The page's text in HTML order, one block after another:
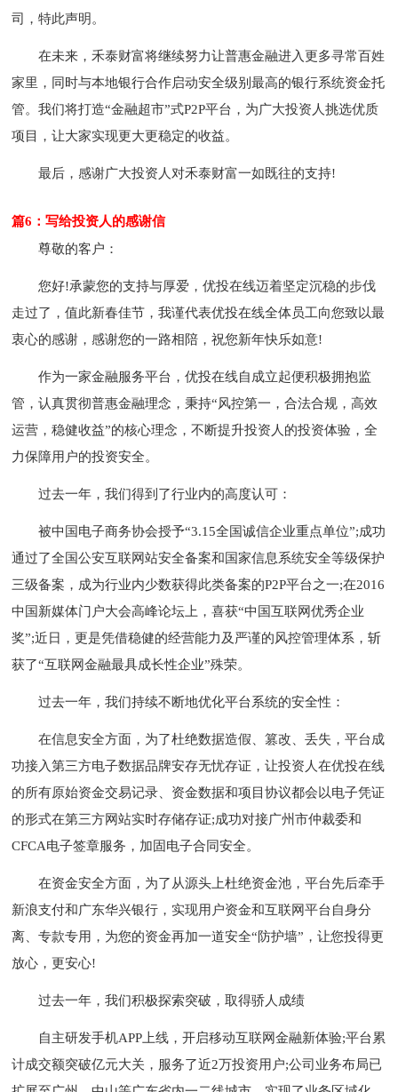
司，特此声明。
在未来，禾泰财富将继续努力让普惠金融进入更多寻常百姓
家里，同时与本地银行合作启动安全级别最高的银行系统资金托
管。我们将打造“金融超市”式P2P平台，为广大投资人挑选优质
项目，让大家实现更大更稳定的收益。
最后，感谢广大投资人对禾泰财富一如既往的支持!
篇6：写给投资人的感谢信
尊敬的客户：
您好!承蒙您的支持与厚爱，优投在线迈着坚定沉稳的步伐
走过了，值此新春佳节，我谨代表优投在线全体员工向您致以最
衷心的感谢，感谢您的一路相陪，祝您新年快乐如意!
作为一家金融服务平台，优投在线自成立起便积极拥抱监
管，认真贯彻普惠金融理念，秉持“风控第一，合法合规，高效
运营，稳健收益”的核心理念，不断提升投资人的投资体验，全
力保障用户的投资安全。
过去一年，我们得到了行业内的高度认可：
被中国电子商务协会授予“3.15全国诚信企业重点单位”;成功
通过了全国公安互联网站安全备案和国家信息系统安全等级保护
三级备案，成为行业内少数获得此类备案的P2P平台之一;在2016
中国新媒体门户大会高峰论坛上，喜获“中国互联网优秀企业
奖”;近日，更是凭借稳健的经营能力及严谨的风控管理体系，斩
获了“互联网金融最具成长性企业”殊荣。
过去一年，我们持续不断地优化平台系统的安全性：
在信息安全方面，为了杜绝数据造假、篡改、丢失，平台成
功接入第三方电子数据品牌安存无忧存证，让投资人在优投在线
的所有原始资金交易记录、资金数据和项目协议都会以电子凭证
的形式在第三方网站实时存储存证;成功对接广州市仲裁委和
CFCA电子签章服务，加固电子合同安全。
在资金安全方面，为了从源头上杜绝资金池，平台先后牵手
新浪支付和广东华兴银行，实现用户资金和互联网平台自身分
离、专款专用，为您的资金再加一道安全“防护墙”，让您投得更
放心，更安心!
过去一年，我们积极探索突破，取得骄人成绩
自主研发手机APP上线，开启移动互联网金融新体验;平台累
计成交额突破亿元大关，服务了近2万投资用户;公司业务布局已